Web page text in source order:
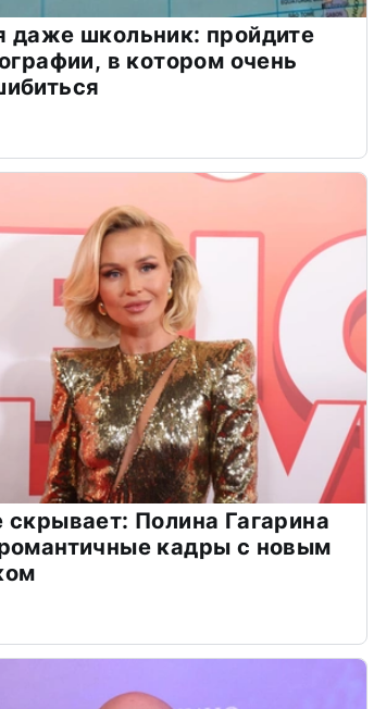
даже школьник: пройдите
в котором очень
скрывает: Полина Гагарина
кадры с новым